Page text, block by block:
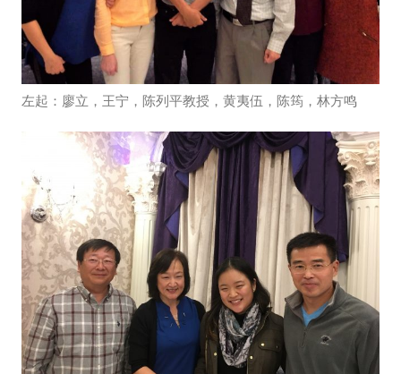
左起：廖立，王宁，陈列平教授，黄夷伍，陈筠，林方鸣